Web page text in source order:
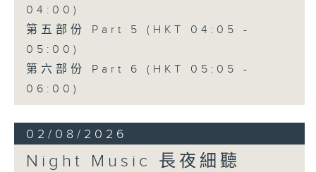
04:00)
第五部份 Part 5 (HKT 04:05 -
05:00)
第六部份 Part 6 (HKT 05:05 -
06:00)
02/08/2026
Night Music 長夜細聽